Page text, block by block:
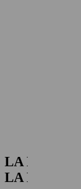
LA
LA MS 500I